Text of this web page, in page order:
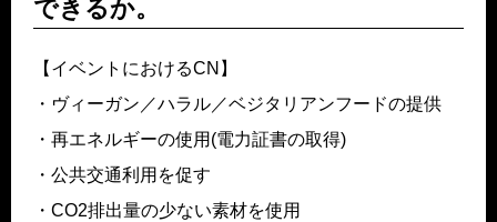
できるか。
【イベントにおけるCN】
・ヴィーガン／ハラル／ベジタリアンフードの提供
・再エネルギーの使用(電力証書の取得)
・公共交通利用を促す
・CO2排出量の少ない素材を使用